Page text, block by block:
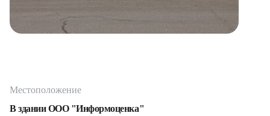
Местоположение
В здании ООО "Информоценка"